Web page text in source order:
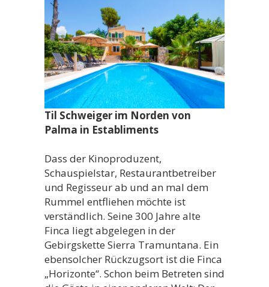
Til Schweiger im Norden von
Palma in Establiments
Dass der Kinoproduzent,
Schauspielstar, Restaurantbetreiber
und Regisseur ab und an mal dem
Rummel entfliehen möchte ist
verständlich. Seine 300 Jahre alte
Finca liegt abgelegen in der
Gebirgskette Sierra Tramuntana. Ein
ebensolcher Rückzugsort ist die Finca
„Horizonte“. Schon beim Betreten sind